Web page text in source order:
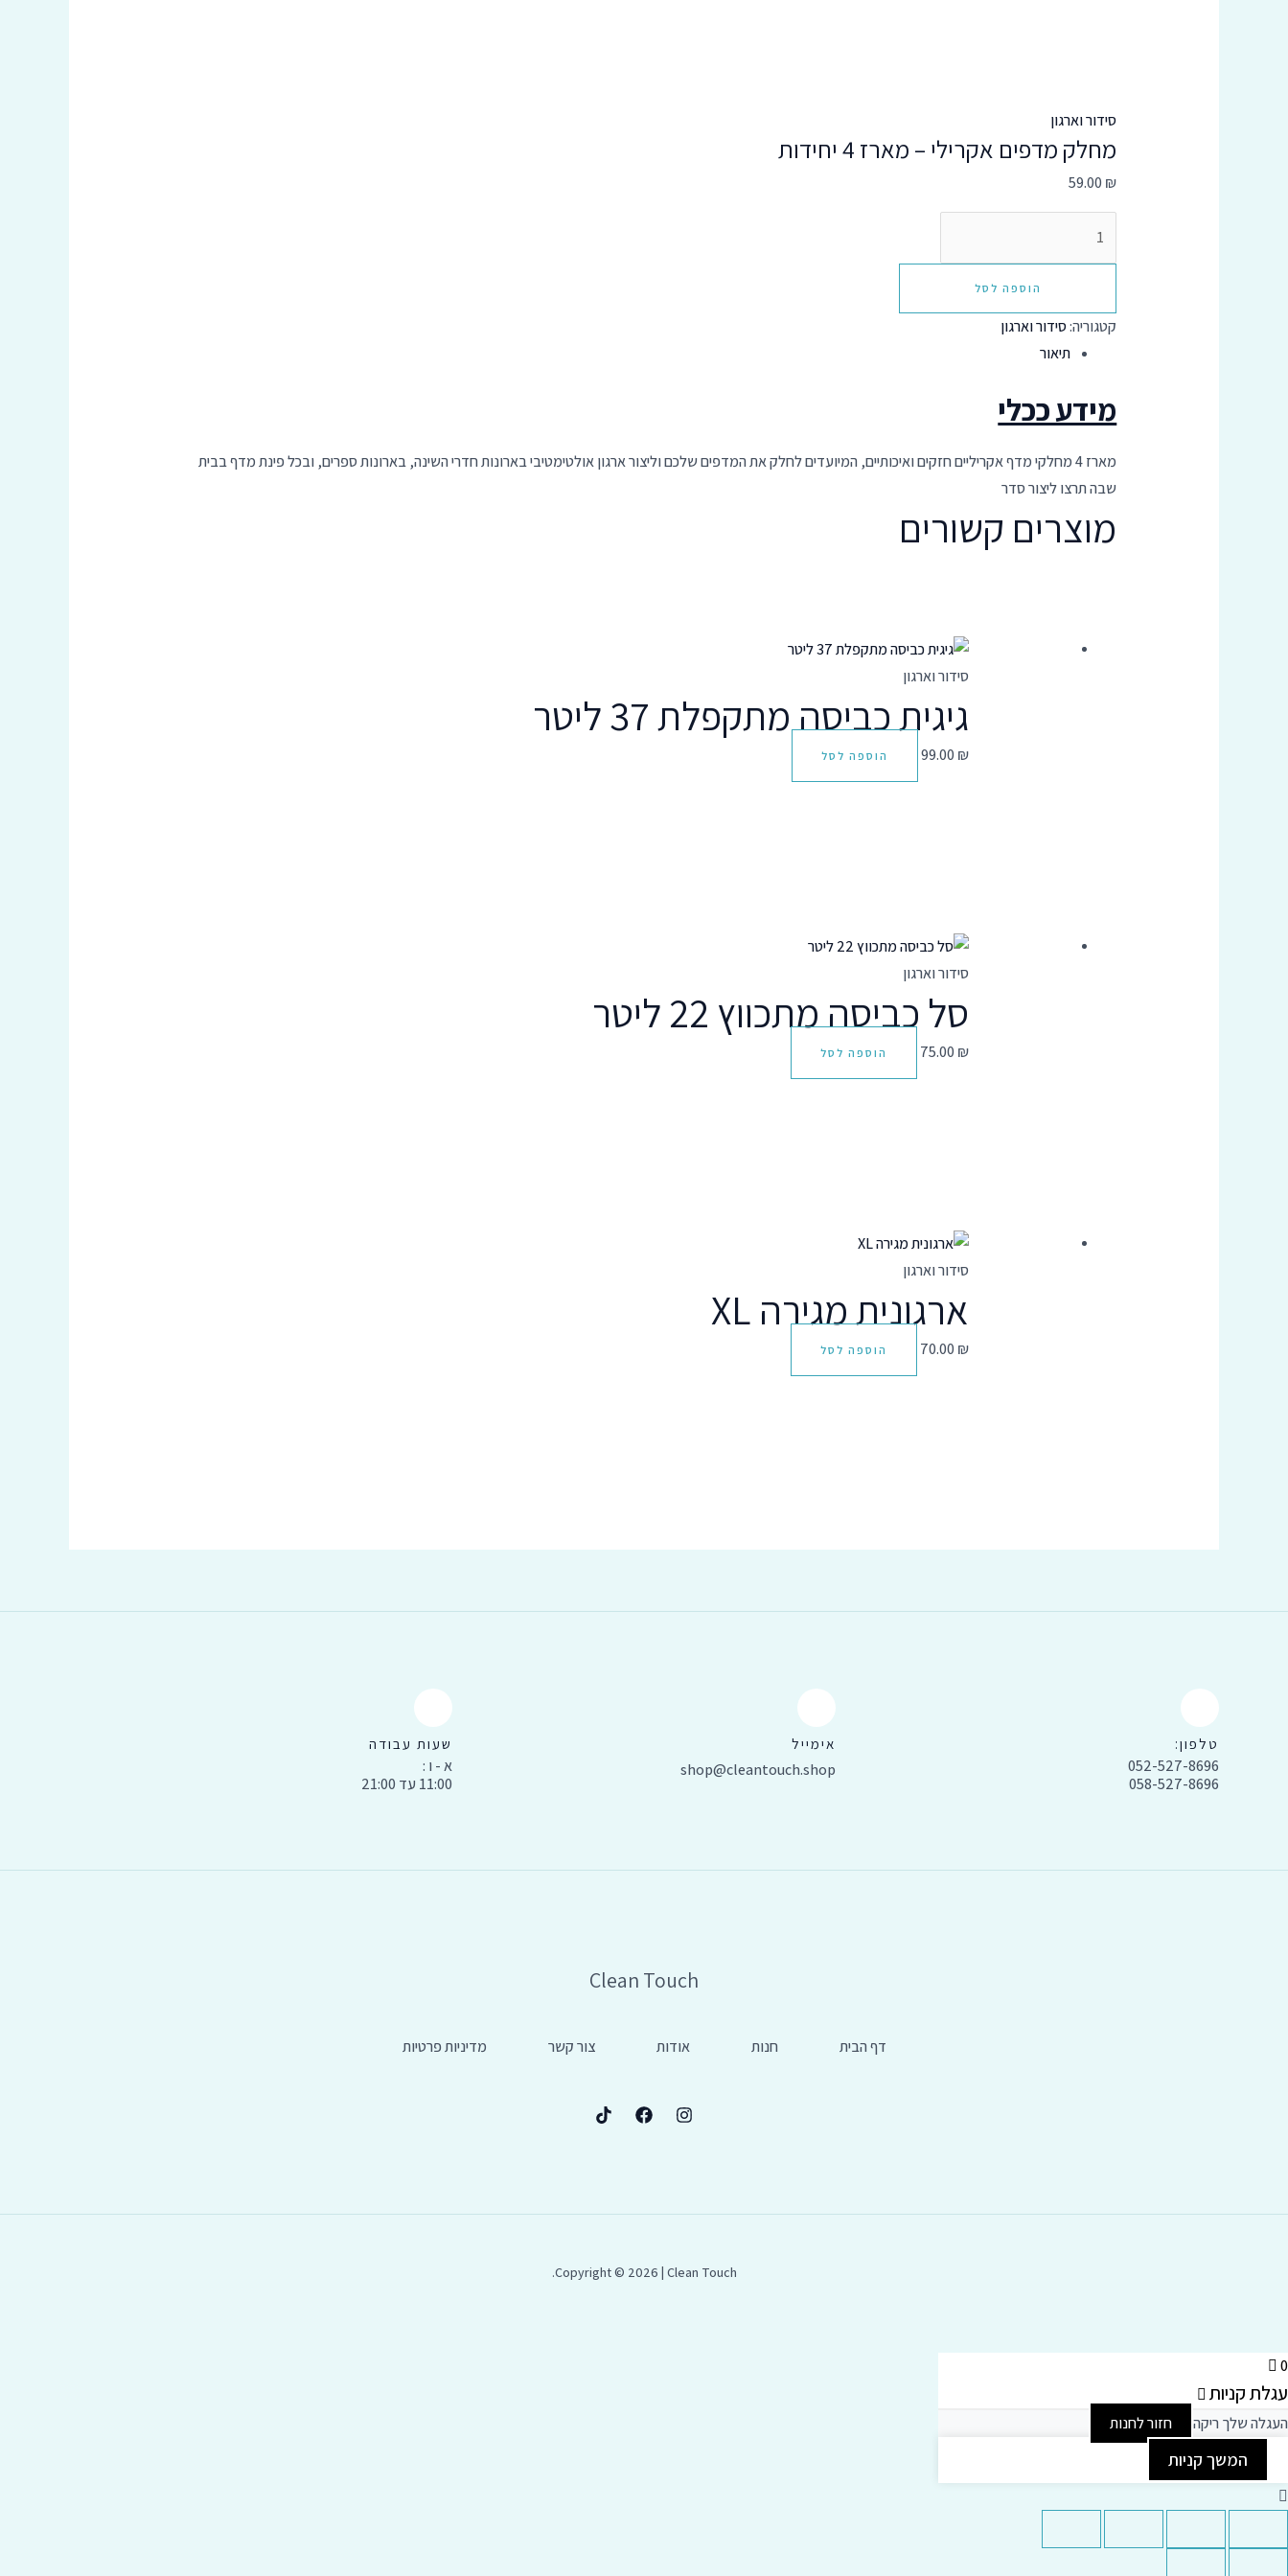
סידור וארגון
מחלק מדפים אקרילי – מארז 4 יחידות
59.00 ₪
הוספה לסל
קטגוריה:סידור וארגון
תיאור
מידע ככלי
מארז 4 מחלקי מדף אקריליים חזקים ואיכותיים, המיועדים לחלק את המדפים שלכם וליצור ארגון אולטימטיבי בארונות חדרי השינה, בארונות ספרים, ובכל פינת מדף בבית
שבה תרצו ליצור סדר
מוצרים קשורים
סידור וארגון
גיגית כביסה מתקפלת 37 ליטר
99.00 ₪ הוספה לסל
סידור וארגון
סל כביסה מתכווץ 22 ליטר
75.00 ₪ הוספה לסל
סידור וארגון
ארגונית מגירה XL
70.00 ₪ הוספה לסל
טלפון:
052-527-8696
058-527-8696
אימייל
shop@cleantouch.shop
שעות עבודה
א - ו :
11:00 עד 21:00
Clean Touch
דף הבית חנות אודות צור קשר מדיניות פרטיות
Copyright © 2026 | Clean Touch.
0
עגלת קניות
העגלה שלך ריקה חזור לחנות
המשך קניות